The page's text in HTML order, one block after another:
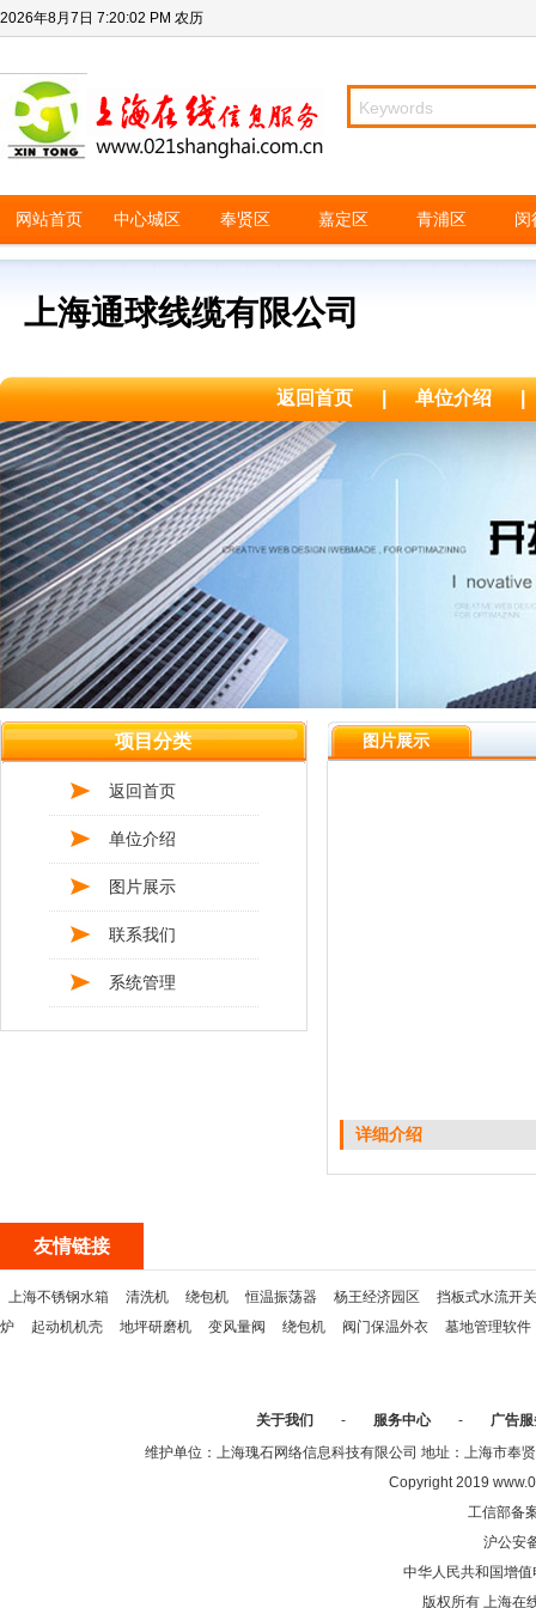
2026年8月7日 7:20:02 PM 农历
网站首页 中心城区 奉贤区 嘉定区 青浦区 闵
上海通球线缆有限公司
返回首页 | 单位介绍 |
项目分类
返回首页
单位介绍
图片展示
联系我们
系统管理
图片展示
详细介绍
友情链接
上海不锈钢水箱 清洗机 绕包机 恒温振荡器 杨王经济园区
挡板式水流开关
炉
起动机机壳 地坪研磨机 变风量阀 绕包机 阀门保温外衣 墓地管理软件
关于我们 - 服务中心 -
广告
维护单位：上海瑰石网络信息科技有限公司 地址：上海市
Copyright 2019
工信部备
沪公安
中华人民共和国增
版权所有 上海在